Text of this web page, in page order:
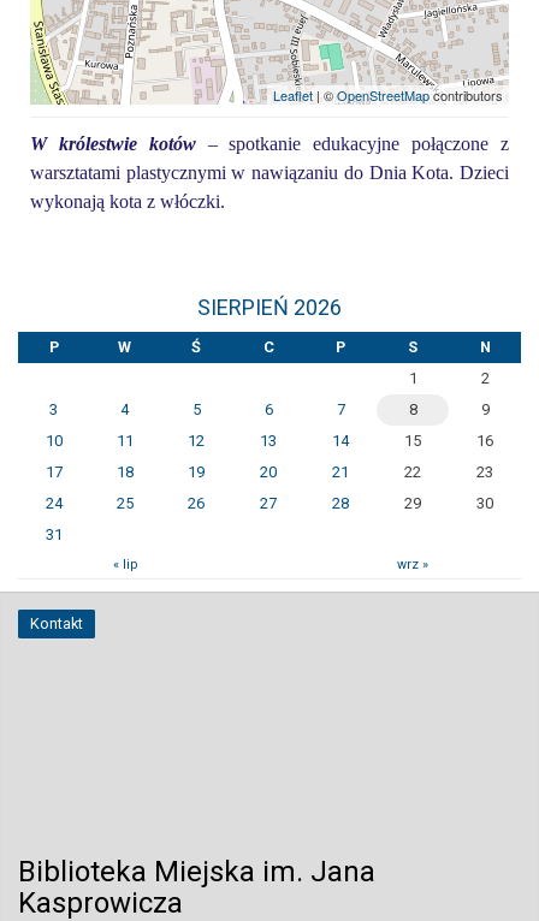
Leaflet | ©OpenStreetMapcontributors
W królestwie kotów– spotkanie edukacyjne połączone z
warsztatami plastycznymi w nawiązaniu do Dnia Kota. Dzieci
wykonają kota z włóczki.
SIERPIEŃ 2026
P W Ś C P S
N
1
2
3
4 5 6 7 8
9
10
11 12 13 14 15
16
17
18 19 20 21 22
23
24
25 26 27 28 29
30
31
« lip wrz »
Kontakt
Biblioteka Miejska im. Jana
Kasprowicza